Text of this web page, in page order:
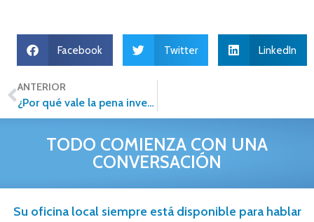
Facebook Twitter LinkedIn
ANTERIOR
¿Por qué vale la pena invertir en una franquicia Alfa en 2026?
TODO COMIENZA CON UNA
CONVERSACIÓN
Su oficina local siempre está disponible para hablar